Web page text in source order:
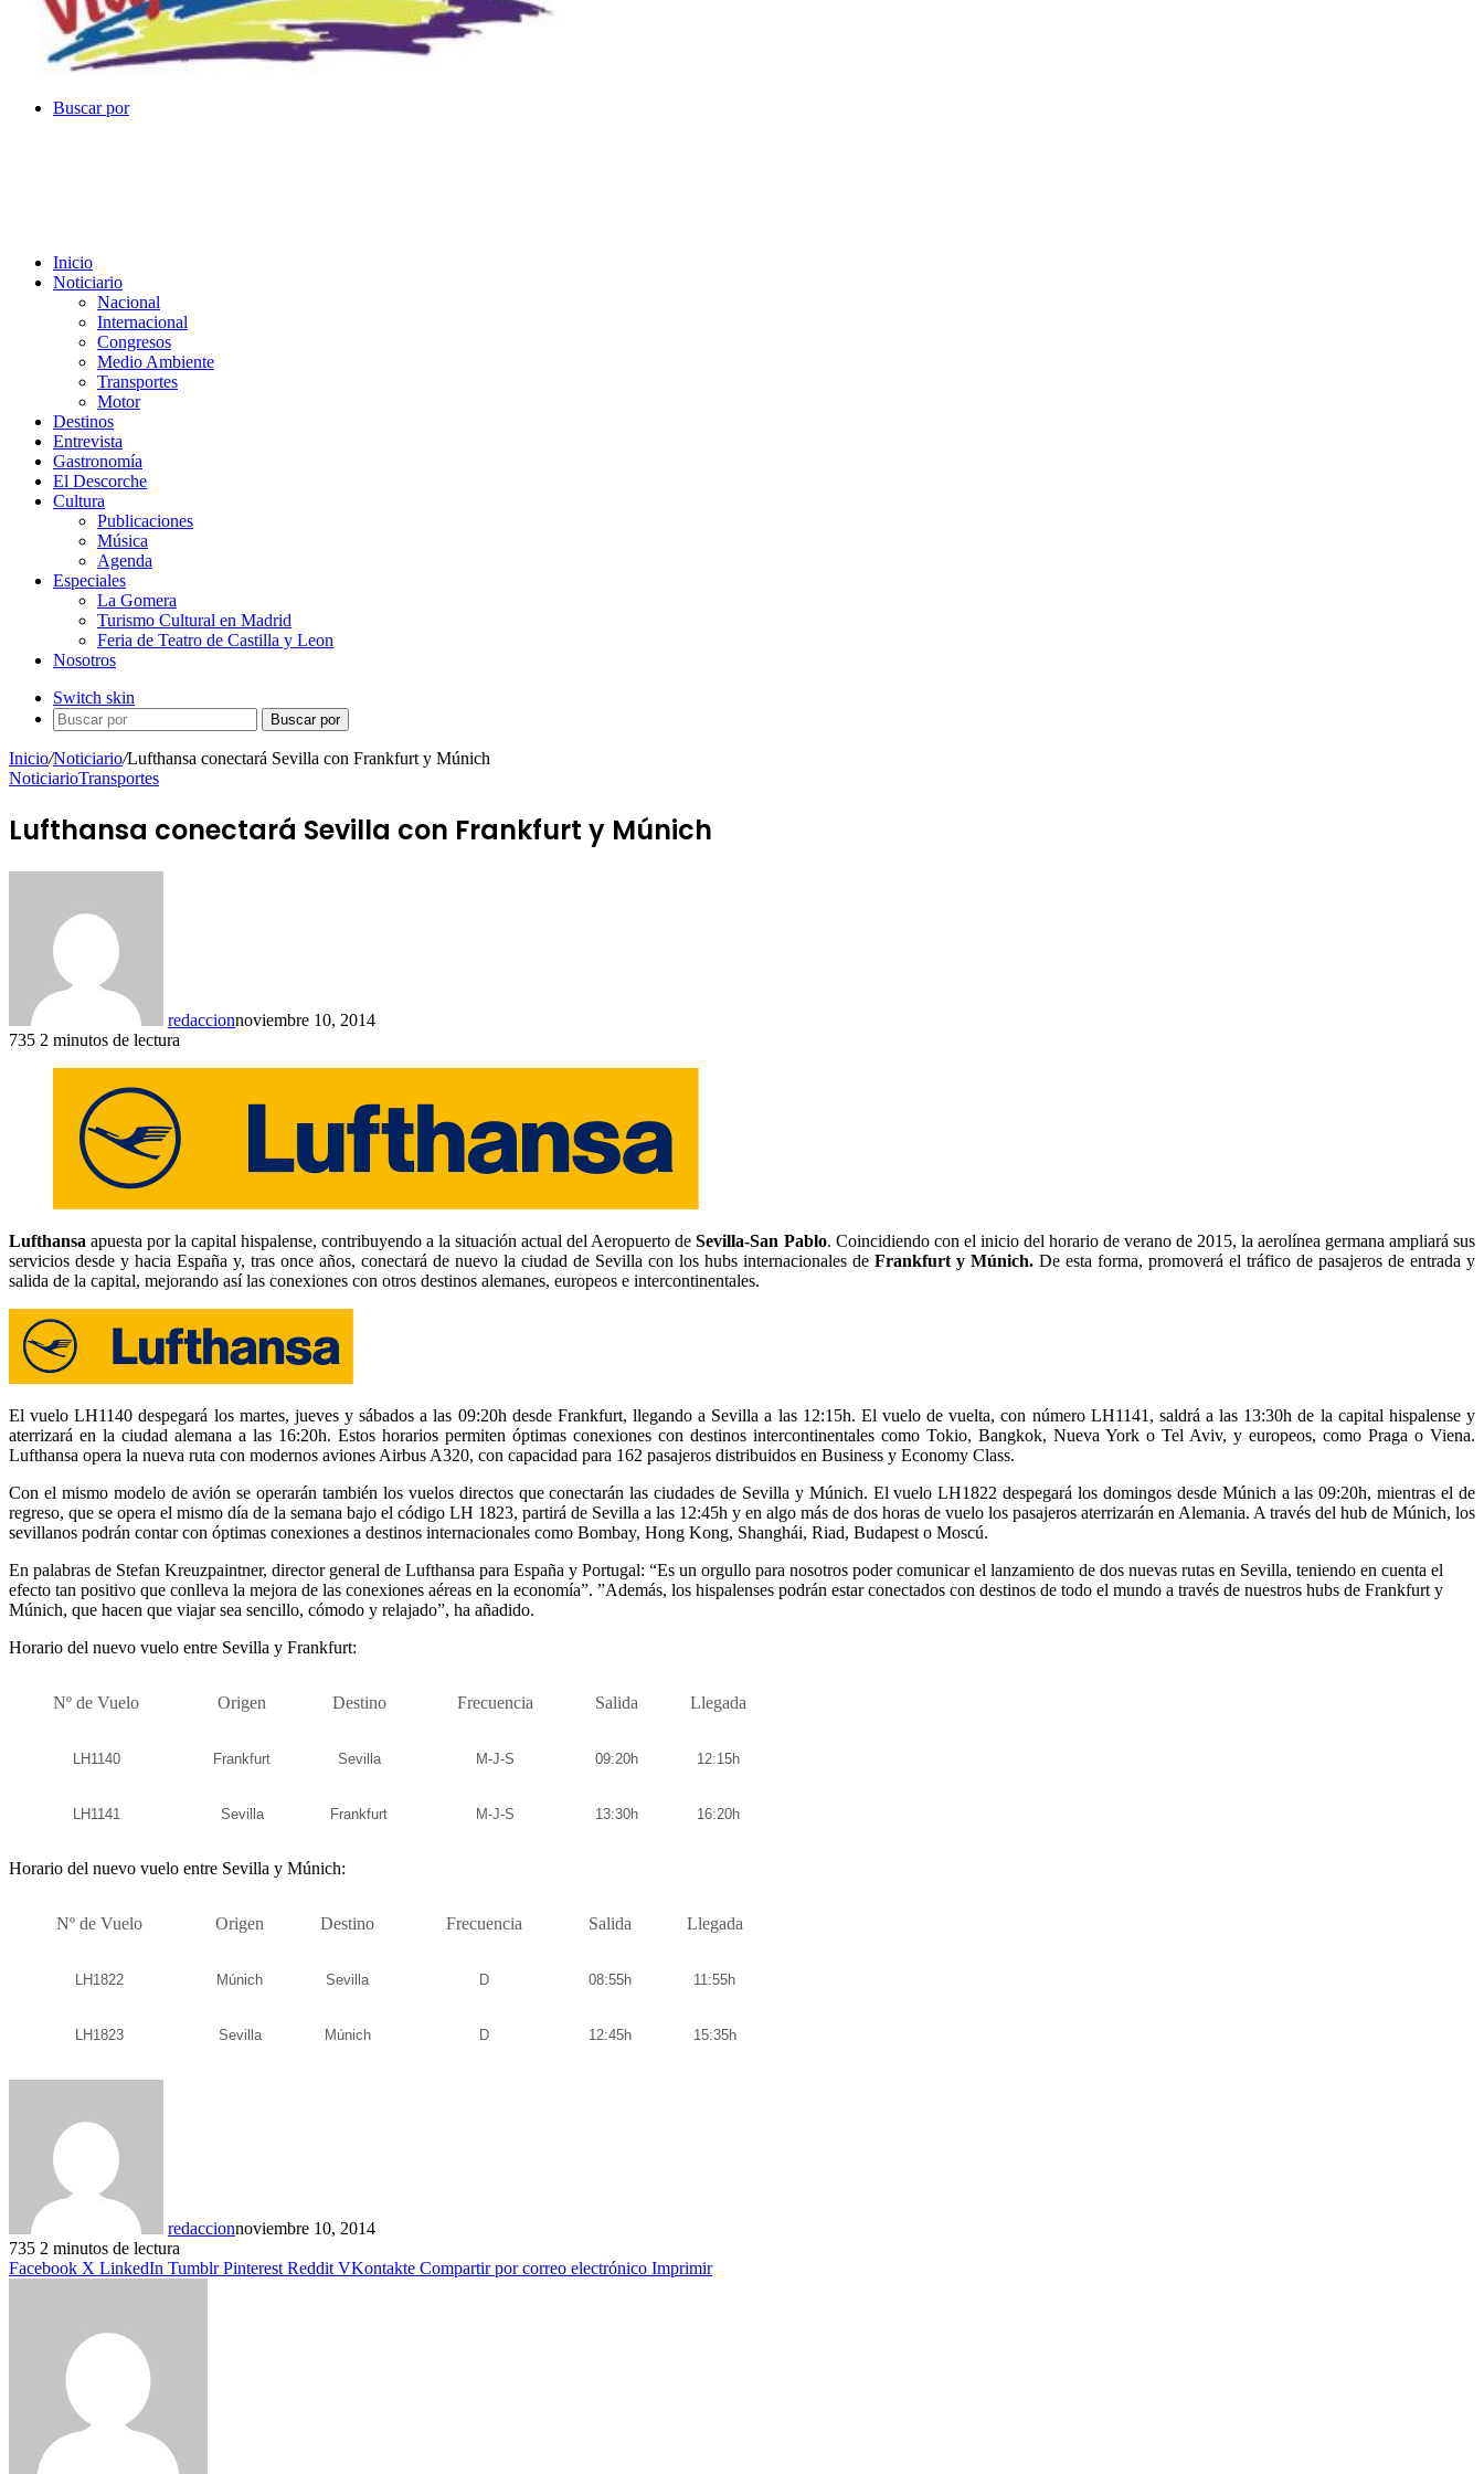
Buscar por
Inicio
Noticiario
Nacional
Internacional
Congresos
Medio Ambiente
Transportes
Motor
Destinos
Entrevista
Gastronomía
El Descorche
Cultura
Publicaciones
Música
Agenda
Especiales
La Gomera
Turismo Cultural en Madrid
Feria de Teatro de Castilla y Leon
Nosotros
Switch skin
Buscar por
Inicio/Noticiario/Lufthansa conectará Sevilla con Frankfurt y Múnich
NoticiarioTransportes
Lufthansa conectará Sevilla con Frankfurt y Múnich
redaccionnoviembre 10, 2014
735 2 minutos de lectura
Lufthansa apuesta por la capital hispalense, contribuyendo a la situación actual del Aeropuerto deSevilla-San Pablo. Coincidiendo con el inicio del horario de verano de 2015, la aerolínea germana ampliará sus
servicios desde y hacia España y, tras once años, conectará de nuevo la ciudad de Sevilla con los hubs internacionales de Frankfurt y Múnich. De esta forma, promoverá el tráfico de pasajeros de entrada y
salida de la capital, mejorando así las conexiones con otros destinos alemanes, europeos e intercontinentales.
El vuelo LH1140 despegará los martes, jueves y sábados a las 09:20h desde Frankfurt, llegando a Sevilla a las 12:15h. El vuelo de vuelta, con número LH1141, saldrá a las 13:30h de la capital hispalense y
aterrizará en la ciudad alemana a las 16:20h. Estos horarios permiten óptimas conexiones con destinos intercontinentales como Tokio, Bangkok, Nueva York o Tel Aviv, y europeos, como Praga o Viena.
Lufthansa opera la nueva ruta con modernos aviones Airbus A320, con capacidad para 162 pasajeros distribuidos en Business y Economy Class.
Con el mismo modelo de avión se operarán también los vuelos directos que conectarán las ciudades de Sevilla y Múnich. El vuelo LH1822 despegará los domingos desde Múnich a las 09:20h, mientras el de
regreso, que se opera el mismo día de la semana bajo el código LH 1823, partirá de Sevilla a las 12:45h y en algo más de dos horas de vuelo los pasajeros aterrizarán en Alemania. A través del hub de Múnich, los
sevillanos podrán contar con óptimas conexiones a destinos internacionales como Bombay, Hong Kong, Shanghái, Riad, Budapest o Moscú.
En palabras de Stefan Kreuzpaintner, director general de Lufthansa para España y Portugal: “Es un orgullo para nosotros poder comunicar el lanzamiento de dos nuevas rutas en Sevilla, teniendo en cuenta el
efecto tan positivo que conlleva la mejora de las conexiones aéreas en la economía”. ”Además, los hispalenses podrán estar conectados con destinos de todo el mundo a través de nuestros hubs de Frankfurt y
Múnich, que hacen que viajar sea sencillo, cómodo y relajado”, ha añadido.
Horario del nuevo vuelo entre Sevilla y Frankfurt:
Nº de Vuelo Origen Destino Frecuencia Salida Llegada
LH1140 Frankfurt Sevilla M-J-S 09:20h 12:15h
LH1141 Sevilla Frankfurt M-J-S 13:30h 16:20h
Horario del nuevo vuelo entre Sevilla y Múnich:
Nº de Vuelo Origen Destino Frecuencia Salida Llegada
LH1822 Múnich Sevilla D 08:55h 11:55h
LH1823 Sevilla Múnich D 12:45h 15:35h
redaccionnoviembre 10, 2014
735 2 minutos de lectura
Facebook X LinkedIn Tumblr Pinterest Reddit VKontakte Compartir por correo electrónico Imprimir